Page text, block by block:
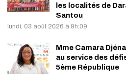
les localités de
Santou
lundi, 03 août 2026 à 9h:09
Mme Camara
au service des
5ème République